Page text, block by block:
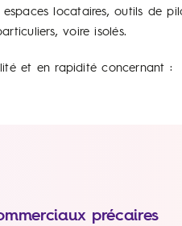
locataires, outils de
voire isolés.
et en rapidité concernant :
précaires